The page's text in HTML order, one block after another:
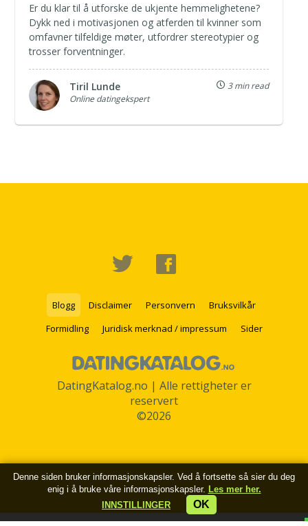
Er du klar til å utforske de ukjente hemmelighetene?
Dykk ned i motivasjonen og atferden til kvinner som
omfavner tilfeldige møter, utfordrer stereotypier og
trosser forventninger.
Tiril Lunde
Online datingekspert
3 min read
Denne siden bruker informasjonskapsler. Ved å fortsette så sier du deg
enig i å bruke våre informasjonskapsler. Les mer her.
INNSTILLINGER
OK
Blogg Disclaimer Personvern
Bruksvilkår
Formidling
Juridisk merknad / impressum Sider
DatingKatalog.no | Alle rettigheter er
reservert
©2026